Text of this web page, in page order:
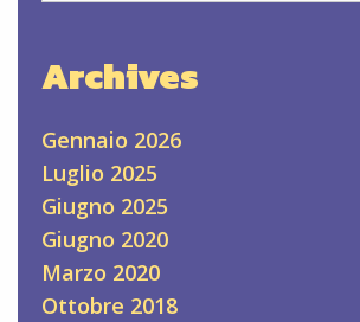
Archives
Gennaio 2026
Luglio 2025
Giugno 2025
Giugno 2020
Marzo 2020
Ottobre 2018